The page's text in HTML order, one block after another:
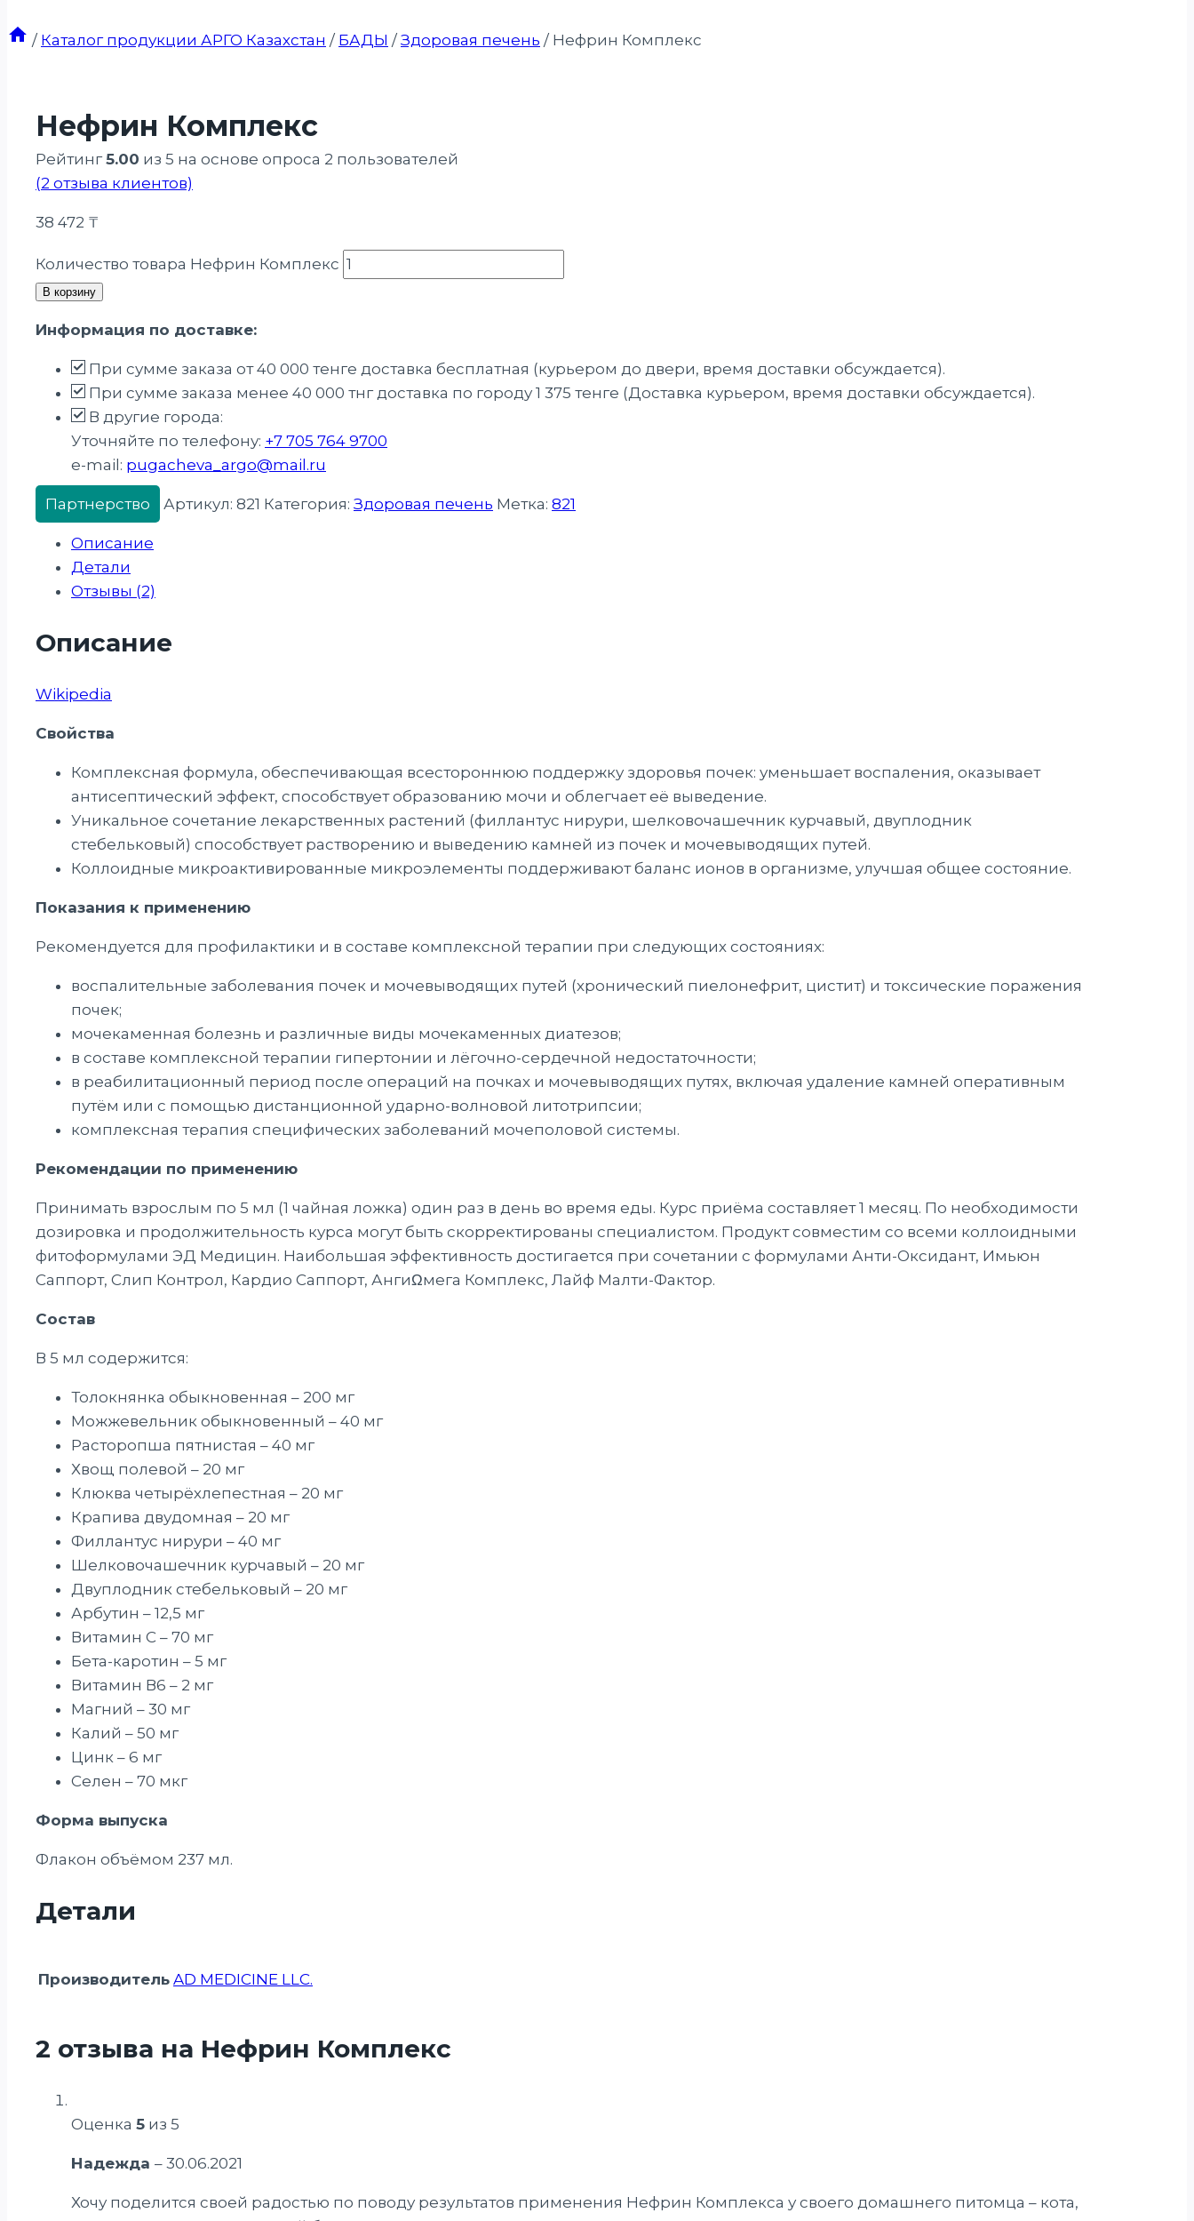
/ Каталог продукции АРГО Казахстан / БАДЫ / Здоровая печень / Нефрин Комплекс
Нефрин Комплекс
Рейтинг5.00 из 5 на основе опроса 2 пользователей
(2 отзыва клиентов)
38 472 ₸
Количество товара Нефрин Комплекс
В корзину
Информация по доставке:
При сумме заказа от 40 000 тенге доставка бесплатная (курьером до двери, время доставки обсуждается).
При сумме заказа менее 40 000 тнг доставка по городу 1 375 тенге (Доставка курьером, время доставки обсуждается).
В другие города:
Уточняйте по телефону: +7 705 764 9700
e-mail: pugacheva_argo@mail.ru
Партнерство Артикул: 821 Категория: Здоровая печень Метка: 821
Описание
Детали
Отзывы (2)
Описание
Wikipedia
Свойства
Комплексная формула, обеспечивающая всестороннюю поддержку здоровья почек: уменьшает воспаления, оказывает
антисептический эффект, способствует образованию мочи и облегчает её выведение.
Уникальное сочетание лекарственных растений (филлантус нирури, шелковочашечник курчавый, двуплодник
стебельковый) способствует растворению и выведению камней из почек и мочевыводящих путей.
Коллоидные микроактивированные микроэлементы поддерживают баланс ионов в организме, улучшая общее состояние.
Показания к применению
Рекомендуется для профилактики и в составе комплексной терапии при следующих состояниях:
воспалительные заболевания почек и мочевыводящих путей (хронический пиелонефрит, цистит) и токсические поражения
почек;
мочекаменная болезнь и различные виды мочекаменных диатезов;
в составе комплексной терапии гипертонии и лёгочно-сердечной недостаточности;
в реабилитационный период после операций на почках и мочевыводящих путях, включая удаление камней оперативным
путём или с помощью дистанционной ударно-волновой литотрипсии;
комплексная терапия специфических заболеваний мочеполовой системы.
Рекомендации по применению
Принимать взрослым по 5 мл (1 чайная ложка) один раз в день во время еды. Курс приёма составляет 1 месяц. По необходимости
дозировка и продолжительность курса могут быть скорректированы специалистом. Продукт совместим со всеми коллоидными
фитоформулами ЭД Медицин. Наибольшая эффективность достигается при сочетании с формулами Анти-Оксидант, Имьюн
Саппорт, Слип Контрол, Кардио Саппорт, АнгиΩмега Комплекс, Лайф Малти-Фактор.
Состав
В 5 мл содержится:
Толокнянка обыкновенная – 200 мг
Можжевельник обыкновенный – 40 мг
Расторопша пятнистая – 40 мг
Хвощ полевой – 20 мг
Клюква четырёхлепестная – 20 мг
Крапива двудомная – 20 мг
Филлантус нирури – 40 мг
Шелковочашечник курчавый – 20 мг
Двуплодник стебельковый – 20 мг
Арбутин – 12,5 мг
Витамин С – 70 мг
Бета-каротин – 5 мг
Витамин В6 – 2 мг
Магний – 30 мг
Калий – 50 мг
Цинк – 6 мг
Селен – 70 мкг
Форма выпуска
Флакон объёмом 237 мл.
Детали
Производитель AD MEDICINE LLC.
2 отзыва на Нефрин Комплекс
Оценка 5 из 5
Надежда – 30.06.2021
Хочу поделится своей радостью по поводу результатов применения Нефрин Комплекса у своего домашнего питомца – кота,